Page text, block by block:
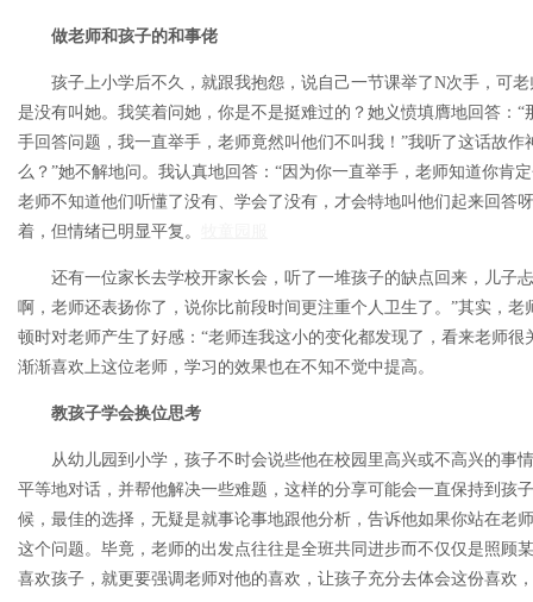
做老师和孩子的和事佬
孩子上小学后不久，就跟我抱怨，说自己一节课举了N次手，可老
是没有叫她。我笑着问她，你是不是挺难过的？她义愤填膺地回答：
手回答问题，我一直举手，老师竟然叫他们不叫我！”我听了这话故
么？”她不解地问。我认真地回答：“因为你一直举手，老师知道你肯
老师不知道他们听懂了没有、学会了没有，才会特地叫他们起来回答
着，但情绪已明显平复。
还有一位家长去学校开家长会，听了一堆孩子的缺点回来，儿子忐
啊，老师还表扬你了，说你比前段时间更注重个人卫生了。”其实，
顿时对老师产生了好感：“老师连我这小的变化都发现了，看来老师
渐渐喜欢上这位老师，学习的效果也在不知不觉中提高。
教孩子学会换位思考
从幼儿园到小学，孩子不时会说些他在校园里高兴或不高兴的事
平等地对话，并帮他解决一些难题，这样的分享可能会一直保持到孩
候，最佳的选择，无疑是就事论事地跟他分析，告诉他如果你站在老
这个问题。毕竟，老师的出发点往往是全班共同进步而不仅仅是照顾
喜欢孩子，就更要强调老师对他的喜欢，让孩子充分去体会这份喜欢